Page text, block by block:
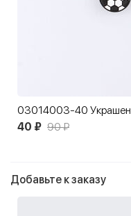
40 ₽ 90 ₽
Добавьте к заказу